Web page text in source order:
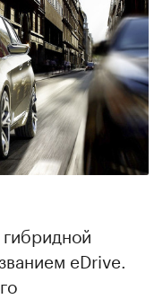
eDrive.